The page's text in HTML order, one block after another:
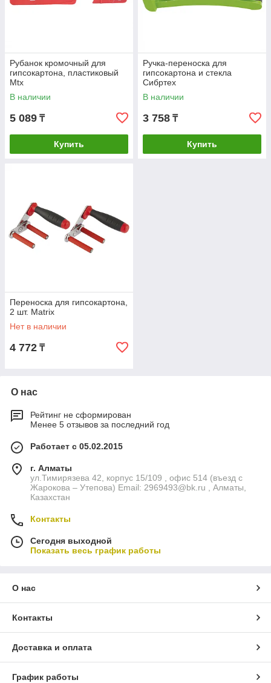
Рубанок кромочный для
гипсокартона, пластиковый
Mtx
В наличии
5 089 ₸
Купить
Ручка-переноска для
гипсокартона и стекла
Сибртех
В наличии
3 758 ₸
Купить
Переноска для гипсокартона,
2 шт. Matrix
Нет в наличии
4 772 ₸
О нас
Рейтинг не сформирован
Менее 5 отзывов за последний год
Работает с 05.02.2015
г. Алматы
ул.Тимирязева 42, корпус 15/109 , офис 514 (въезд с
Жарокова – Утепова) Email: 2969493@bk.ru , Алматы,
Казахстан
Контакты
Сегодня выходной
Показать весь график работы
О нас
Контакты
Доставка и оплата
График работы